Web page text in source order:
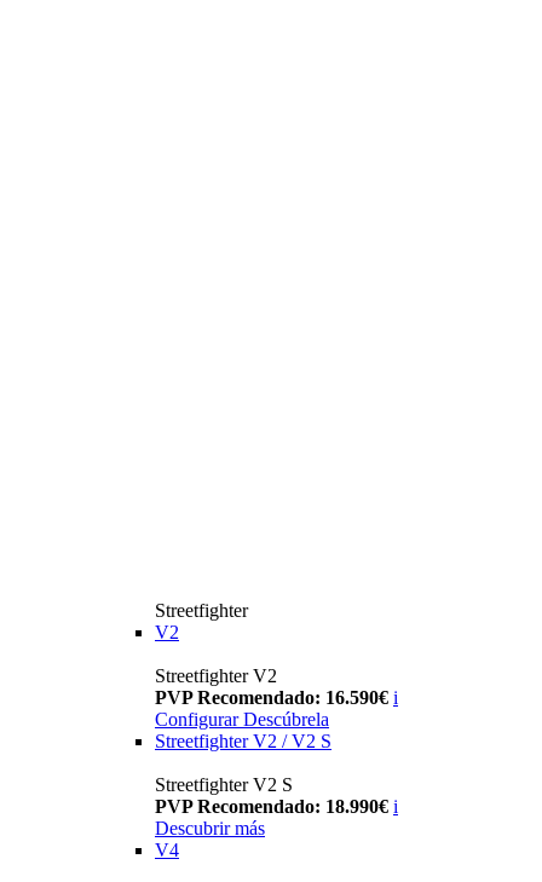
Streetfighter
V2
Streetfighter V2
PVP Recomendado: 16.590€ i
Configurar Descúbrela
Streetfighter V2 / V2 S
Streetfighter V2 S
PVP Recomendado: 18.990€ i
Descubrir más
V4